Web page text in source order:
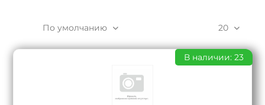
20
По умолчанию
В наличии: 23